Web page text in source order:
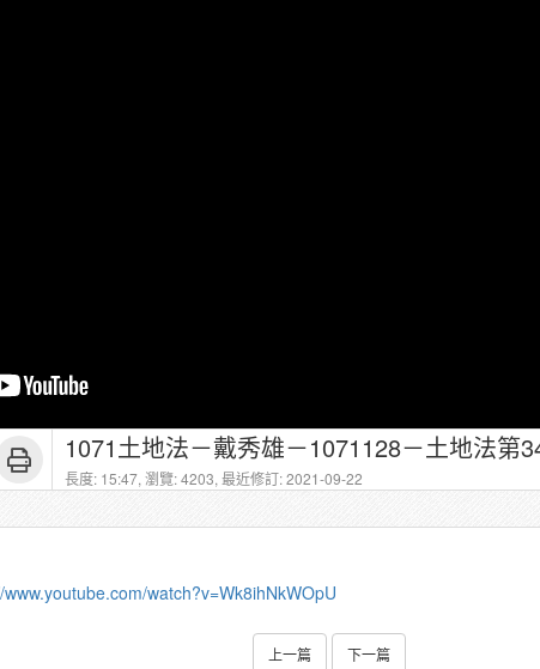
1071土地法－戴秀雄－1071128－土地法第
長度: 15:47, 瀏覽: 4203, 最近修訂: 2021-09-22
www.youtube.com/watch?v=Wk8ihNkWOpU
上一篇 下一篇